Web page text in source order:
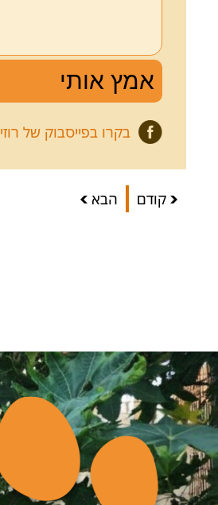
בקרו בפייסבוק של רוזי
קודם הבא